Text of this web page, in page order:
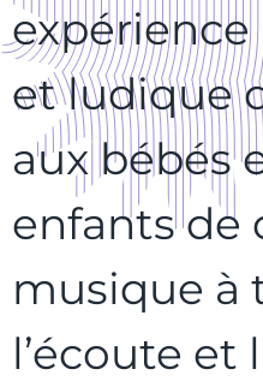
et ludique
aux bébés
enfants de
musique à
l’écoute et